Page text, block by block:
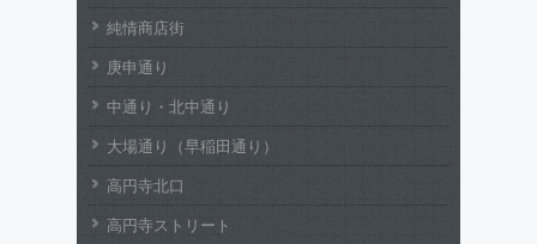
純情商店街
庚申通り
中通り・北中通り
大場通り（早稲田通り）
高円寺北口
高円寺ストリート